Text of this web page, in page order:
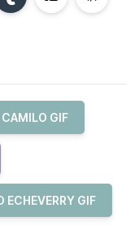
CAMILO GIF
ECHEVERRY GIF